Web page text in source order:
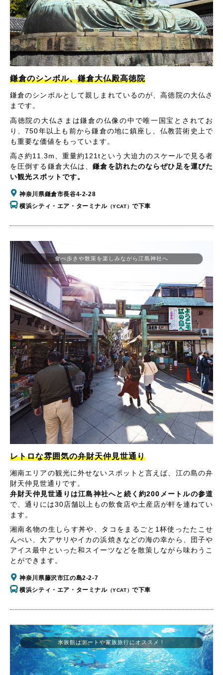
鎌倉のシンボル、鎌倉大仏殿高徳院
鎌倉のシンボルとして親しまれているのが、高徳院の大仏さ
まです。
高徳院の大仏さまは鎌倉の仏像の中で唯一国宝とされてお
り、750年以上も前から鎌倉の地に鎮座し、仏教芸術史上で
も重要な価値をもっています。
高さ約11.3m、重量約121tという大迫力のスケールで見る者
を圧倒する鎌倉大仏は、鎌倉を訪れたのならぜひ足を運びた
い観光スポットです。
神奈川県鎌倉市長谷4-2-28
横浜シティ・エア・ターミナル（YCAT）で下車
食べ歩きや散策を楽しみながら江島神社へ
レトロな雰囲気の弁財天仲見世通り
湘南エリアの観光に外せないスポットと言えば、江の島の弁
財天仲見世通りです。
弁財天仲見世通りは江島神社へと続く約200メートルの参道
で、通りには30店舗以上もの飲食店や土産店が軒を連ねてい
ます。
湘南名物の生しらす丼や、タコをまるごと1杯使ったたこせ
んべい、大アサリやイカの浜焼きなどの海の幸から、団子や
アイス最中といった和スイーツなどを散策しながら味わうこ
とができます。
神奈川県藤沢市江の島2-2-7
横浜シティ・エア・ターミナル（YCAT）で下車
水族館はデートや家族旅行にオススメ！